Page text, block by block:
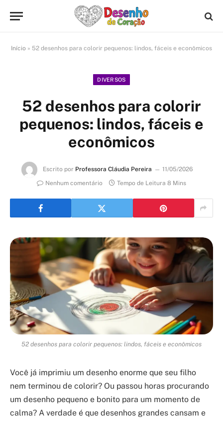
Início » 52 desenhos para colorir pequenos: lindos, fáceis e econômicos
DIVERSOS
52 desenhos para colorir
pequenos: lindos, fáceis e
econômicos
Escrito por Professora Cláudia Pereira
11/05/2026
Nenhum comentário
Tempo de Leitura 8 Mins
52 desenhos para colorir pequenos: lindos, fáceis e econômicos
Você já imprimiu um desenho enorme que seu filho
nem terminou de colorir? Ou passou horas procurando
um desenho pequeno e bonito para um momento de
calma? A verdade é que desenhos grandes cansam e